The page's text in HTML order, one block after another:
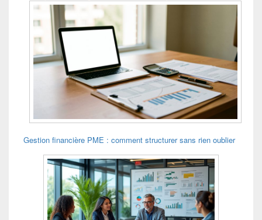
Gestion financière PME : comment structurer sans rien oublier